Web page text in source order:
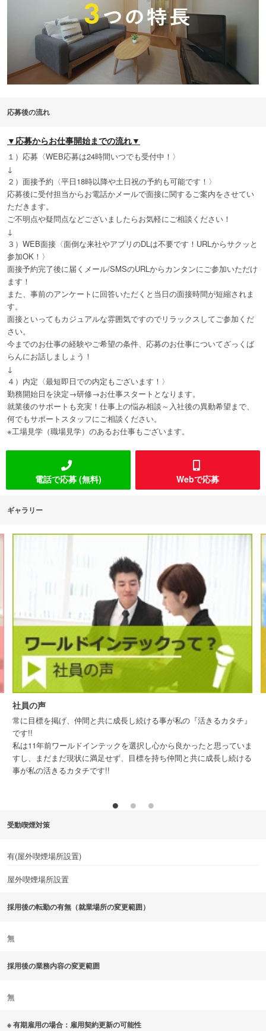
応募後の流れ
▼応募からお仕事開始までの流れ▼
１）応募〈WEB応募は24時間いつでも受付中！〉
↓
２）面接予約〈平日18時以降や土日祝の予約も可能です！〉
応募後に受付担当からお電話かメールで面接に関するご案内をさせてい
ただきます。
ご不明点や疑問点などございましたらお気軽にご相談ください！
↓
３）WEB面接〈面倒な来社やアプリのDLは不要です！URLからサクッと
参加OK！〉
面接予約完了後に届くメール/SMSのURLからカンタンにご参加いただけ
ます！
また、事前のアンケートに回答いただくと当日の面接時間が短縮されま
す。
面接といってもカジュアルな雰囲気ですのでリラックスしてご参加くだ
さい。
今までのお仕事の経験やご希望の条件、応募のお仕事についてざっくば
らんにお話しましょう！
↓
４）内定〈最短即日での内定もございます！〉
勤務開始日を決定→研修→お仕事スタートとなります。
就業後のサポートも充実！仕事上の悩み相談～入社後の異動希望まで、
何でもサポートスタッフにご相談ください。
※工場見学（職場見学）のあるお仕事もございます。
電話で応募 (無料) Webで応募
ギャラリー
社員の声
常に目標を掲げ、仲間と共に成長し続ける事が私の『活きるカタチ』
です!!
私は11年前ワールドインテックを選択し心から良かったと思っていま
すし、まだまだ現状に満足せず、目標を持ち仲間と共に成長し続ける
事が私の活きるカタチです!!
受動喫煙対策
有(屋外喫煙場所設置)
屋外喫煙場所設置
採用後の転勤の有無（就業場所の変更範囲）
無
採用後の業務内容の変更範囲
無
※ 有期雇用の場合：雇用契約更新の可能性